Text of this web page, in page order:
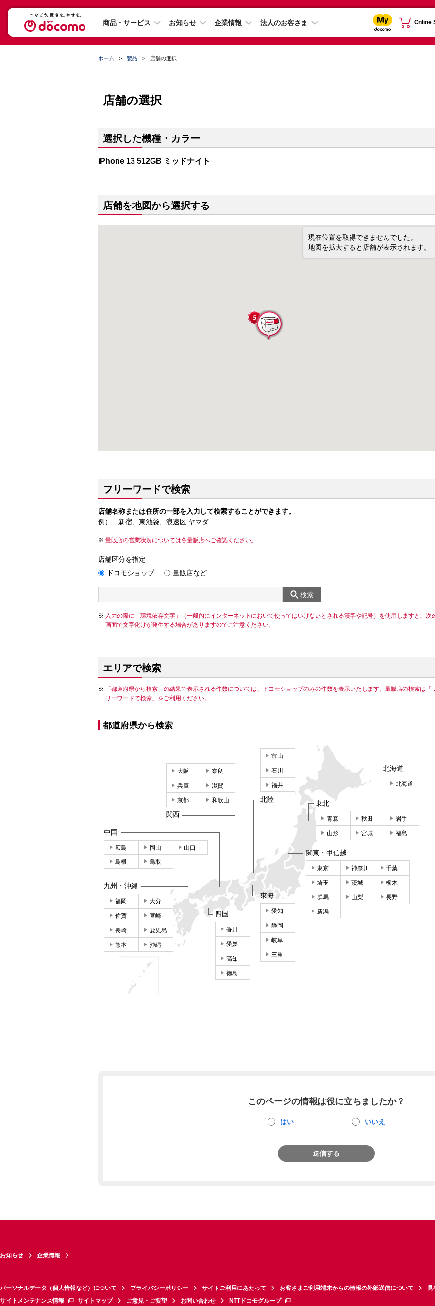
商品・サービス お知らせ 企業情報 法人のお客さま Online
ホーム 製品 店舗の選択
店舗の選択
選択した機種・カラー
iPhone 13 512GB ミッドナイト
店舗を地図から選択する
現在位置を取得できませんでした。
地図を拡大すると店舗が表示されます。
フリーワードで検索
店舗名称または住所の一部を入力して検索することができます。
例） 新宿、東池袋、浪速区 ヤマダ
量販店の営業状況については各量販店へご確認ください。
店舗区分を指定
ドコモショップ
量販店など
検索
入力の際に「環境依存文字」（一般的にインターネットにおいて使ってはいけないとされる漢字や記号）を使用しますと、次
画面で文字化けが発生する場合がありますのでご注意ください。
エリアで検索
「都道府県から検索」の結果で表示される件数については、ドコモショップのみの件数を表示いたします。量販店の検索は「
リーワードで検索」をご利用ください。
都道府県から検索
北海道
北海道
東北
青森 秋田 岩手
山形 宮城 福島
関東・甲信越
東京 神奈川 千葉
埼玉 茨城 栃木
群馬 山梨 長野
新潟
東海
愛知
静岡
岐阜
三重
富山
石川
福井
北陸
大阪 奈良
兵庫 滋賀
京都 和歌山
関西
中国
広島 岡山 山口
島根 鳥取
四国
香川
愛媛
高知
徳島
九州・沖縄
福岡 大分
佐賀 宮崎
長崎 鹿児島
熊本 沖縄
このページの情報は役に立ちましたか？
はい いいえ
送信する
お知らせ 企業情報
パーソナルデータ（個人情報など）について プライバシーポリシー サイトご利用にあたって お客さまご利用端末からの情報の外部送信について
見
サイトメンテナンス情報
サイトマップ ご意見・ご要望 お問い合わせ NTTドコモグループ